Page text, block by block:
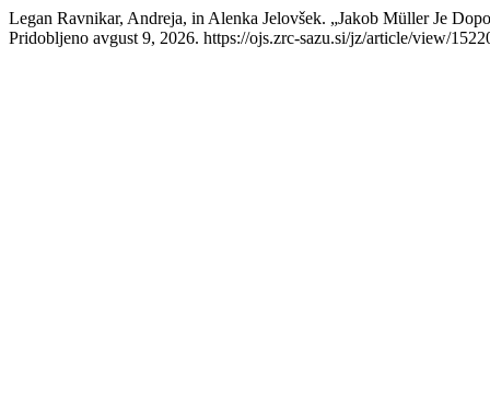
Legan Ravnikar, Andreja, in Alenka Jelovšek. „Jakob Müller Je
Pridobljeno avgust 9, 2026. https://ojs.zrc-sazu.si/jz/article/view/